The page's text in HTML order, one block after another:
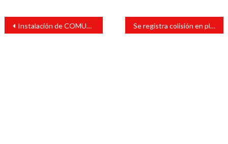
Navegación
entradas
Instalación de COMUPO y GIPEAM en Catemaco Se registra colisión en pleno centro de dos carros particulares